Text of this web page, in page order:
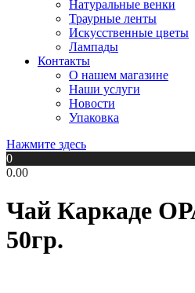
Натуральные венки
Траурные ленты
Искусственные цветы
Лампады
Контакты
О нашем магазине
Наши услуги
Новости
Упаковка
Нажмите здесь
0
0.00
Чай Каркаде
50гр.